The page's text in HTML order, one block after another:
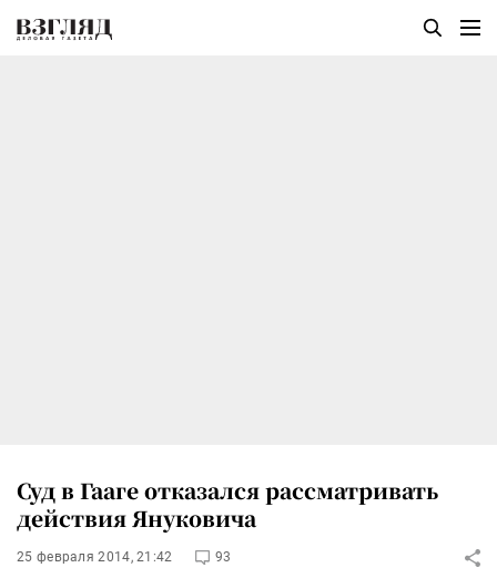
Суд в Гааге отказался рассматривать
действия Януковича
25 февраля 2014, 21:42 93